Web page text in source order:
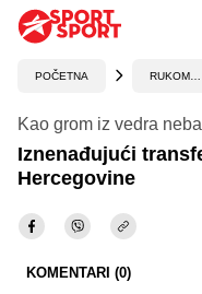
POČETNA
Kao grom iz vedra neba
Iznenađujući
Hercegovine
KOMENTARI (0)